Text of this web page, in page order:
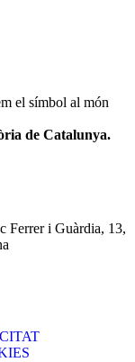
el símbol al món
de Catalunya.
Ferrer i Guàrdia, 13,